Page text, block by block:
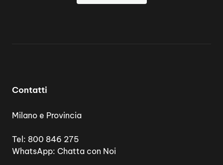
Contatti
Milano e Provincia
Tel: 800 846 275
WhatsApp: Chatta con Noi